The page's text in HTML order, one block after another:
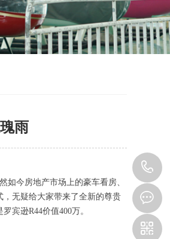
雨
如今房地产市场上的豪车看房、
无疑给大家带来了全新的尊贵
宾逊R44价值400万。